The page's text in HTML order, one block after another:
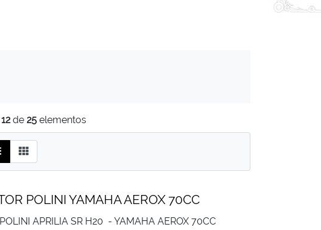
12de 25 elementos
POLINI YAMAHA AEROX 70CC
APRILIA SR H20 - YAMAHA AEROX 70CC